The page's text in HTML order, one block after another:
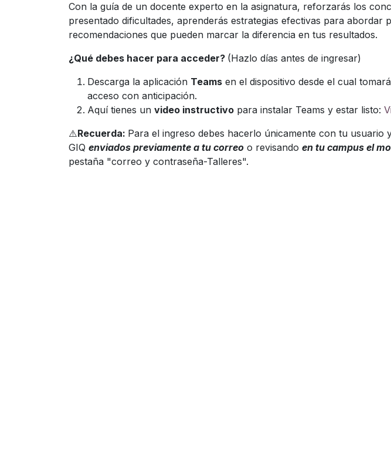
Con la guía de un docente experto en la asignatura, reforzarás los
presentado dificultades, aprenderás estrategias efectivas para abordar
recomendaciones que pueden marcar la diferencia en tus resultados.
¿Qué debes hacer para acceder? (Hazlo días antes de ingresar)
Descarga la aplicación Teams en el dispositivo desde el cual
acceso con anticipación.
Aquí tienes un video instructivo para instalar Teams y estar listo:
⚠️Recuerda: Para el ingreso debes hacerlo únicamente con tu usuario
GIQ enviados previamente a tu correo o revisando en tu campus el
pestaña "correo y contraseña-Talleres".